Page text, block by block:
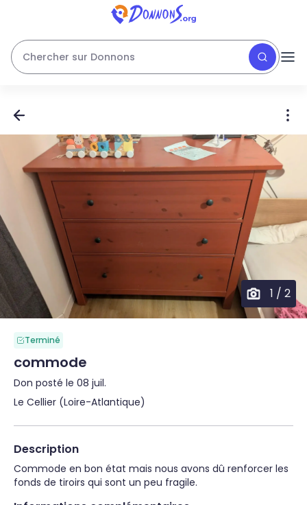
Chercher sur Donnons
1 / 2
Terminé
commode
Don posté le 08 juil.
Le Cellier (Loire-Atlantique)
Description
Commode en bon état mais nous avons dû renforcer les
fonds de tiroirs qui sont un peu fragile.